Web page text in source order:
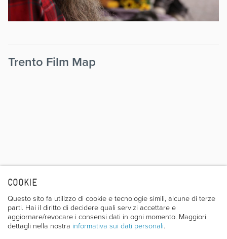
COOKIE
Questo sito fa utilizzo di cookie e tecnologie simili, alcune di terze
parti. Hai il diritto di decidere quali servizi accettare e
aggiornare/revocare i consensi dati in ogni momento. Maggiori
dettagli nella nostra informativa sui dati personali.
Trento Film Map